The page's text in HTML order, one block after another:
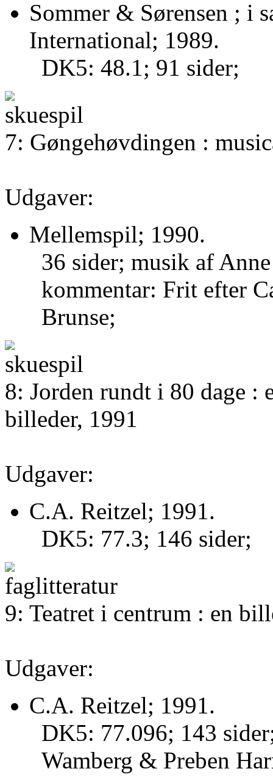
Sommer & Sørensen ; i
International; 1989.
DK5: 48.1; 91 sider;
7: Gøngehøvdingen :
Udgaver:
Mellemspil; 1990.
36 sider; musik af
kommentar: Frit efter
Brunse;
8: Jorden rundt i 80 dage :
billeder, 1991
Udgaver:
C.A. Reitzel; 1991.
DK5: 77.3; 146 sider;
9: Teatret i centrum : en
Udgaver:
C.A. Reitzel; 1991.
DK5: 77.096; 143
Wamberg & Preben